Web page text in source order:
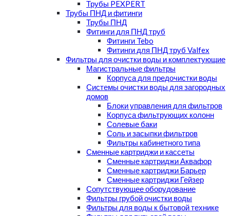
Трубы PEXPERT
Трубы ПНД и фитинги
Трубы ПНД
Фитинги для ПНД труб
Фитинги Tebo
Фитинги для ПНД труб Valfex
Фильтры для очистки воды и комплектующие
Магистральные фильтры
Корпуса для предочистки воды
Системы очистки воды для загородных
домов
Блоки управления для фильтров
Корпуса фильтрующих колонн
Солевые баки
Соль и засыпки фильтров
Фильтры кабинетного типа
Сменные картриджи и кассеты
Сменные картриджи Аквафор
Сменные картриджи Барьер
Сменные картриджи Гейзер
Сопутствующее оборудование
Фильтры грубой очистки воды
Фильтры для воды к бытовой технике